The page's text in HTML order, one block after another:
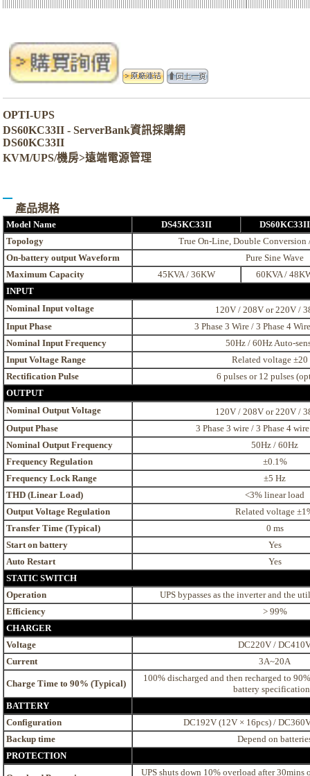
OPTI-UPS
DS60KC33II - ServerBank資訊採購網
DS60KC33II
KVM/UPS/機房>遠端電源管理
產品規格
Model Name DS45KC33II
DS60KC33II
Topology
True On-Line, Double Conversion
On-battery output Waveform
Pure Sine Wave
Maximum Capacity
45KVA / 36KW
60KVA /
INPUT
Nominal Input voltage
120V / 208V or 220V /
Input Phase
3 Phase 3 Wire / 3 Phase 4
Nominal Input Frequency
50Hz / 60Hz Auto-
Input Voltage Range
Related voltage ±20
Rectification Pulse
6 pulses or 12 pulses
OUTPUT
Nominal Output Voltage
120V / 208V or 220V /
Output Phase
3 Phase 3 wire / 3 Phase 4
Nominal Output Frequency
50Hz / 60Hz
Frequency Regulation
±0.1%
Frequency Lock Range
±5 Hz
THD (Linear Load)
<3% linear load
Output Voltage Regulation
Related voltage
Transfer Time (Typical)
0 ms
Start on battery
Yes
Auto Restart
Yes
STATIC SWITCH
Operation
UPS bypasses as the inverter and the
Efficiency
> 99%
CHARGER
Voltage
DC220V /
Current
3A~20A
Charge Time to 90% (Typical)
100% discharged and then recharged to
battery
BATTERY
Configuration
DC192V (12V × 16pcs) /
Backup time
Depend on
PROTECTION
UPS shuts down 10% overload after 30mins